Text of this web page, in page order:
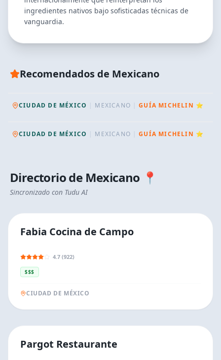
ingredientes nativos bajo sofisticadas técnicas de
vanguardia.
Recomendados de Mexicano
Esquina Común
CIUDAD DE MÉXICO MEXICANO GUÍA MICHELIN ⭐
Filigrana
CIUDAD DE MÉXICO MEXICANO GUÍA MICHELIN ⭐
Directorio de Mexicano 📍
Sincronizado con Tudu AI
Fabia Cocina de Campo
4.7 (922)
$$$
CIUDAD DE MÉXICO
Pargot Restaurante